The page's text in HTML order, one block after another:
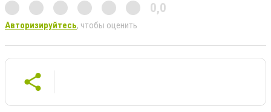
0,0
Авторизируйтесь, чтобы оценить